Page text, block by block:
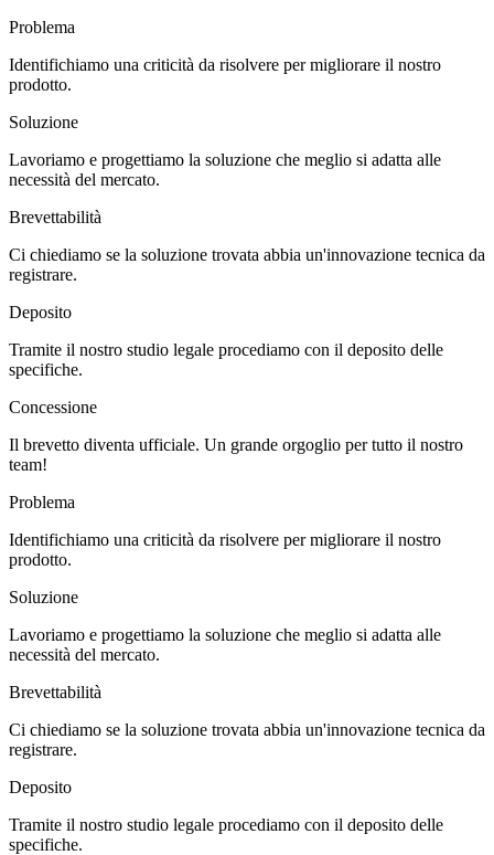
Problema
Identifichiamo una criticità da risolvere per migliorare il nostro
prodotto.
Soluzione
Lavoriamo e progettiamo la soluzione che meglio si adatta alle
necessità del mercato.
Brevettabilità
Ci chiediamo se la soluzione trovata abbia un'innovazione tecnica da
registrare.
Deposito
Tramite il nostro studio legale procediamo con il deposito delle
specifiche.
Concessione
Il brevetto diventa ufficiale. Un grande orgoglio per tutto il nostro
team!
Problema
Identifichiamo una criticità da risolvere per migliorare il nostro
prodotto.
Soluzione
Lavoriamo e progettiamo la soluzione che meglio si adatta alle
necessità del mercato.
Brevettabilità
Ci chiediamo se la soluzione trovata abbia un'innovazione tecnica da
registrare.
Deposito
Tramite il nostro studio legale procediamo con il deposito delle
specifiche.